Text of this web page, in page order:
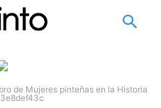
de Mujeres pinteñas en la Historia